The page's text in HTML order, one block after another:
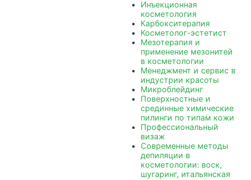
Инъекционная
косметология
Карбокситерапия
Косметолог-эстетист
Мезотерапия и
применение мезонитей
в косметологии
Менеджмент и сервис в
индустрии красоты
Микроблейдинг
Поверхностные и
срединные химические
пилинги по типам кожи
Профессиональный
визаж
Современные методы
депиляции в
косметологии: воск,
шугаринг, итальянская